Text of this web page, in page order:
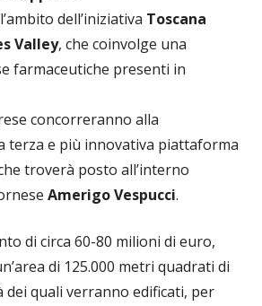
dell’iniziativa Toscana
Valley, che coinvolge una
farmaceutiche presenti in
concorreranno alla
terza e più innovativa piattaforma
troverà posto all’interno
Amerigo Vespucci.
di circa 60-80 milioni di euro,
di 125.000 metri quadrati di
dei quali verranno edificati, per